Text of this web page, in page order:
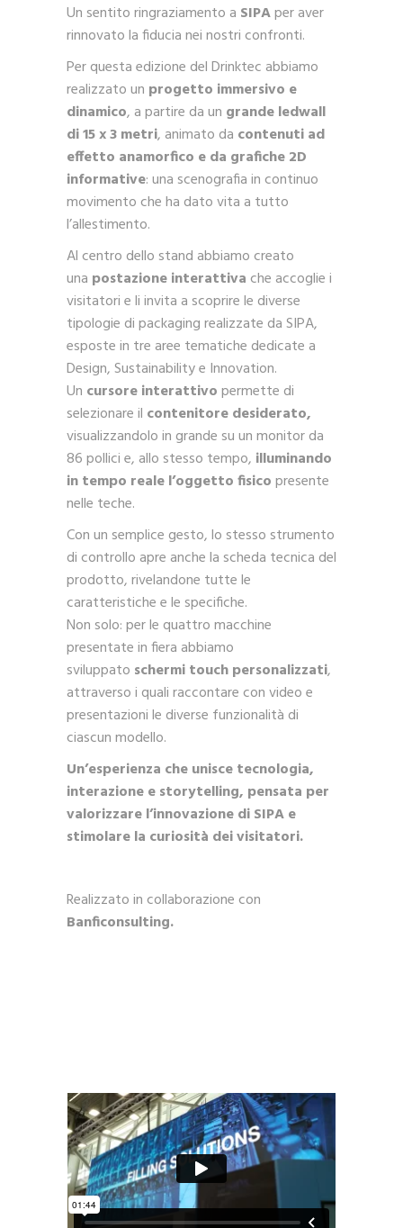
Un sentito ringraziamento a SIPAper aver
rinnovato la fiducia nei nostri confronti.
Per questa edizione del Drinktec abbiamo
realizzato un progetto immersivo e
dinamico, a partire da un grande ledwall
di 15 x 3 metri, animato da contenuti ad
effetto anamorfico e da grafiche 2D
informative: una scenografia in continuo
movimento che ha dato vita a tutto
l’allestimento.
Al centro dello stand abbiamo creato
una postazione interattiva che accoglie i
visitatori e li invita a scoprire le diverse
tipologie di packaging realizzate da SIPA,
esposte in tre aree tematiche dedicate a
Design, Sustainability e Innovation.
Un cursore interattivopermette di
selezionare il contenitore desiderato,
visualizzandolo in grande su un monitor da
86 pollici e, allo stesso tempo, illuminando
in tempo reale l’oggetto fisicopresente
nelle teche.
Con un semplice gesto, lo stesso strumento
di controllo apre anche la scheda tecnica del
prodotto, rivelandone tutte le
caratteristiche e le specifiche.
Non solo: per le quattro macchine
presentate in fiera abbiamo
sviluppato schermi touch personalizzati,
attraverso i quali raccontare con video e
presentazioni le diverse funzionalità di
ciascun modello.
Un’esperienza che unisce tecnologia,
interazione e storytelling, pensata per
valorizzare l’innovazione di SIPA e
stimolare la curiosità dei visitatori.
Realizzato in collaborazione con
Banficonsulting.